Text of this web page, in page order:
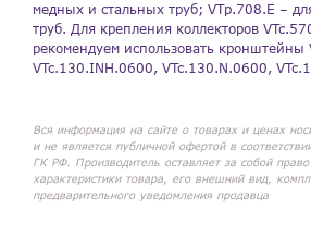
медных и стальных труб; VTp.708.E –
труб. Для крепления коллекторов
рекомендуем использовать
VTc.130.INH.0600, VTc.130.N.0600,
Вся информация на сайте о товарах и ценах
и не является публичной офертой в
ГК РФ. Производитель оставляет за собой
характеристики товара, его внешний вид,
предварительного уведомления продавца